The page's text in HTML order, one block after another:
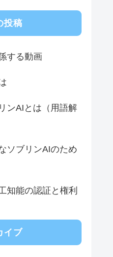
投稿
する動画
ンAIとは（用語解
ソブリンAIのため
知能の認証と権利
イブ